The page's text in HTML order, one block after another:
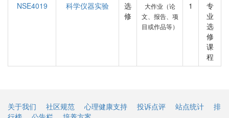
NSE4019
科学仪器实验
选
修
大作业（论
文、报告、项
目或作品等）
1
专
业
选
修
课
程
关于我们 社区规范 心理健康支持 投诉点评 站点统计
排